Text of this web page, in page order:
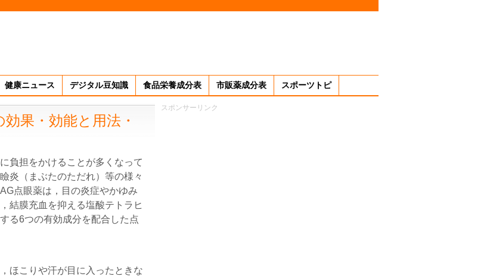
健康ニュース デジタル豆知識 食品栄養成分表 市販薬成分表 スポーツトピ
果・効能と用法・
負担をかけることが多くなって
炎（まぶたのただれ）等の様々
点眼薬は，目の炎症やかゆみ
結膜充血を抑える塩酸テトラヒ
る6つの有効成分を配合した点
ほこりや汗が目に入ったときな
スポンサーリンク